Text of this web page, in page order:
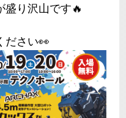
盛り沢山です🔥
ださい👀